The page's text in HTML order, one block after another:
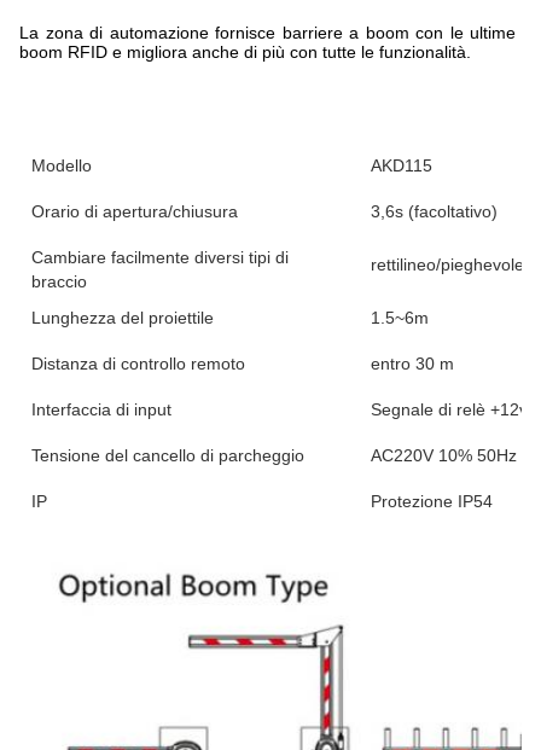
La zona di automazione fornisce barriere a boom con le ultime
boom RFID e migliora anche di più con tutte le funzionalità.
Modello AKD115
Orario di apertura/chiusura 3,6s (facoltativo)
Cambiare facilmente diversi tipi di
braccio
rettilineo/pieghevole/
Lunghezza del proiettile 1.5~6m
Distanza di controllo remoto entro 30 m
Interfaccia di input Segnale di relè +12v
Tensione del cancello di parcheggio AC220V 10% 50Hz /
IP Protezione IP54